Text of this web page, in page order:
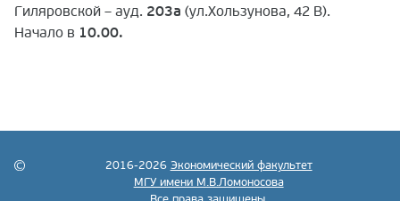
Гиляровской – ауд. 203а (ул.Хользунова, 42 В).
Начало в 10.00.
2016-2026 Экономический факультет
МГУ имени М.В.Ломоносова